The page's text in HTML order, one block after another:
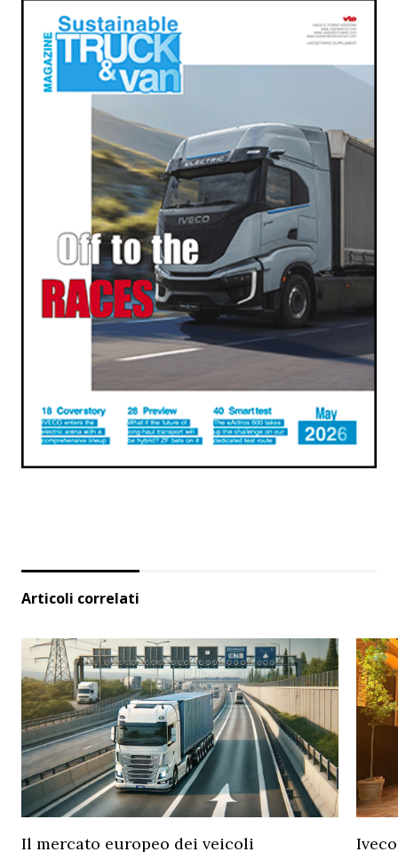
Articoli correlati
Il mercato europeo dei veicoli